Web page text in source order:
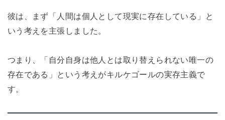
彼は、まず「人間は個人として現実に存在している」と
いう考えを主張しました。
つまり、「自分自身は他人とは取り替えられない唯一の
存在である」という考えがキルケゴールの実存主義で
す。